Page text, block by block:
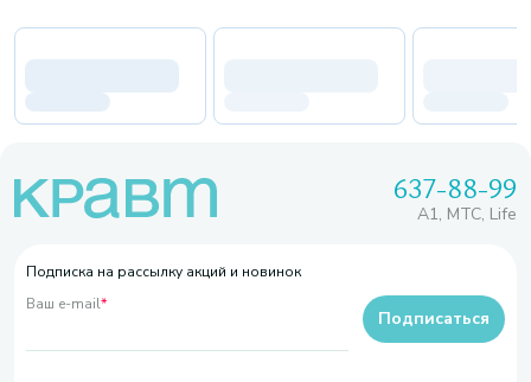
637-88-99
A1, МТС, Life
Подписка на рассылку акций и новинок
Ваш e-mail*
Подписаться